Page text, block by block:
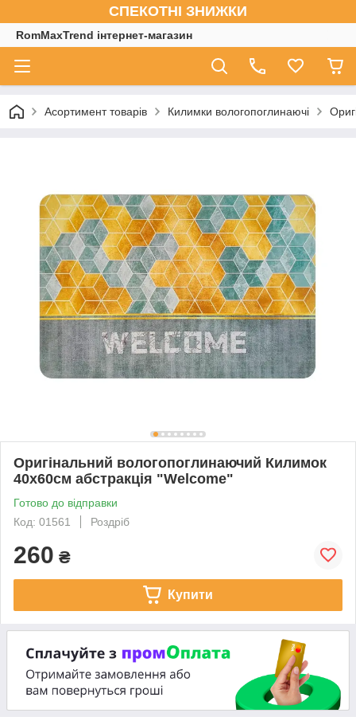
СПЕКОТНІ ЗНИЖКИ
RomMaxTrend інтернет-магазин
Асортимент товарів Килимки вологопоглинаючі
Оригінальний вологопоглинаючий Килимок
40х60см абстракція "Welcome"
Готово до відправки
Код: 01561
Роздріб
260 ₴
Купити